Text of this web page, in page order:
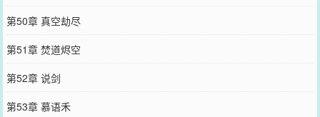
第50章 真空劫尽
第51章 焚道烬空
第52章 说剑
第53章 慕语禾